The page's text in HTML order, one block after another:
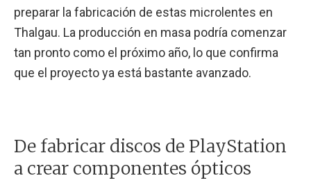
preparar la fabricación de estas microlentes en
Thalgau. La producción en masa podría comenzar
tan pronto como el próximo año, lo que confirma
que el proyecto ya está bastante avanzado.
De fabricar discos de PlayStation
a crear componentes ópticos